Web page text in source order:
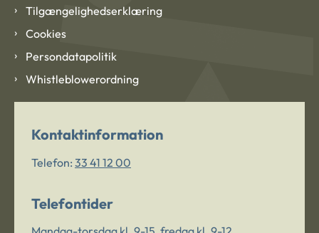
Tilgængelighedserklæring
Cookies
Persondatapolitik
Whistleblowerordning
Kontaktinformation
Telefon: 33 41 12 00
Telefontider